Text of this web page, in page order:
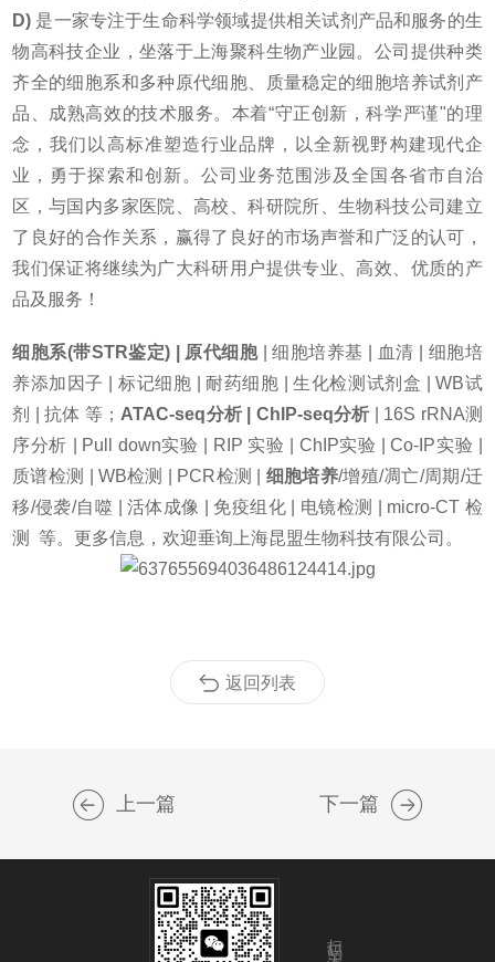
D) 是一家专注于生命科学领域提供相关试剂产品和服务的生
物高科技企业，坐落于上海聚科生物产业园。公司提供种类
齐全的细胞系和多种原代细胞、质量稳定的细胞培养试剂产
品、成熟高效的技术服务。本着“守正创新，科学严谨"的理
念，我们以高标准塑造行业品牌，以全新视野构建现代企
业，勇于探索和创新。公司业务范围涉及全国各省市自治
区，与国内多家医院、高校、科研院所、生物科技公司建立
了良好的合作关系，赢得了良好的市场声誉和广泛的认可，
我们保证将继续为广大科研用户提供专业、高效、优质的产
品及服务！
细胞系(带STR鉴定) | 原代细胞| 细胞培养基 | 血清 | 细胞培
养添加因子 | 标记细胞 | 耐药细胞 | 生化检测试剂盒 | WB试
剂 | 抗体 等； ATAC-seq分析 | ChIP-seq分析 | 16S rRNA测
序分析 | Pull down实验 | RIP 实验 | ChIP实验 | Co-IP实验 |
质谱检测 | WB检测 | PCR检测 | 细胞培养/增殖/凋亡/周期/迁
移/侵袭/自噬 | 活体成像 | 免疫组化 | 电镜检测 | micro-CT 检
测 等。更多信息，欢迎垂询上海昆盟生物科技有限公司。
返回列表
上一篇 下一篇
扫码关注我们